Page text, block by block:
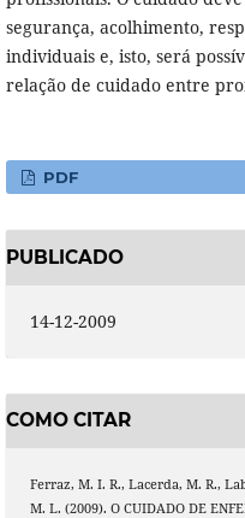
segurança, acolhimento,
individuais e, isto, será
relação de cuidado entre
PDF
PUBLICADO
14-12-2009
COMO CITAR
Ferraz, M. I. R., Lacerda, M. R.,
M. L. (2009). O CUIDADO DE